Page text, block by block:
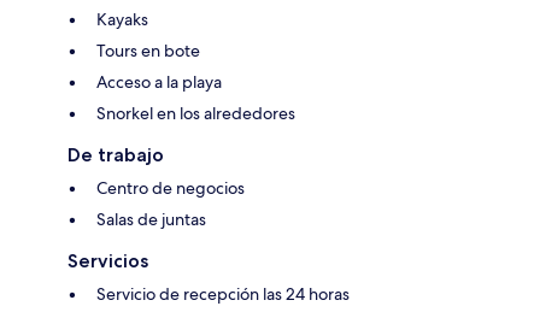
Kayaks
Tours en bote
Acceso a la playa
Snorkel en los alrededores
De trabajo
Centro de negocios
Salas de juntas
Servicios
Servicio de recepción las 24 horas